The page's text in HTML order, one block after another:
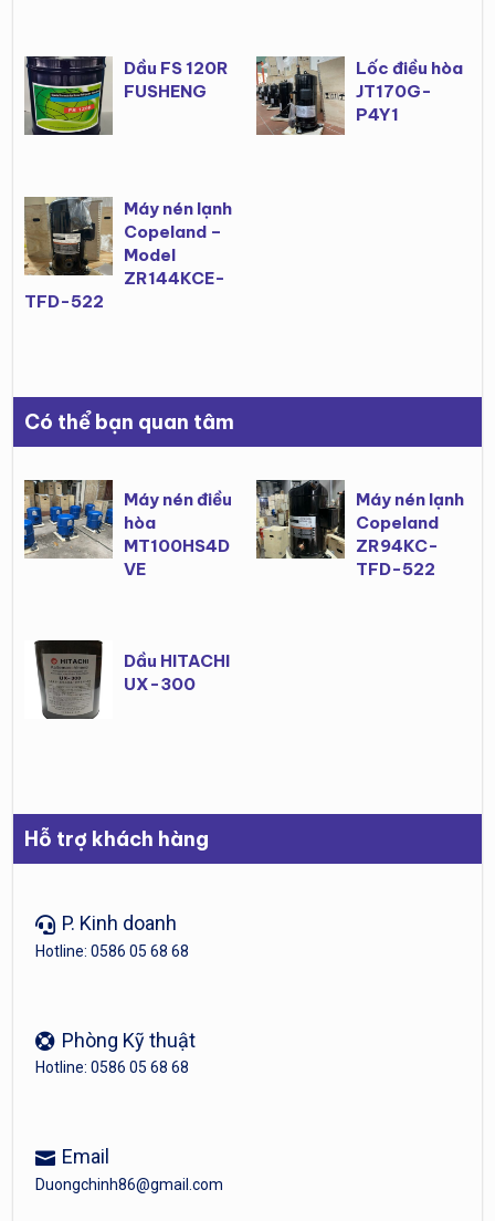
Dầu FS 120R
FUSHENG
Lốc điều hòa
JT170G-
P4Y1
Máy nén lạnh
Copeland –
Model
ZR144KCE-
TFD-522
Có thể bạn quan tâm
Máy nén điều
hòa
MT100HS4D
VE
Máy nén lạnh
Copeland
ZR94KC-
TFD-522
Dầu HITACHI
UX-300
Hỗ trợ khách hàng
P. Kinh doanh
Hotline: 0586 05 68 68
Phòng Kỹ thuật
Hotline: 0586 05 68 68
Email
Duongchinh86@gmail.com